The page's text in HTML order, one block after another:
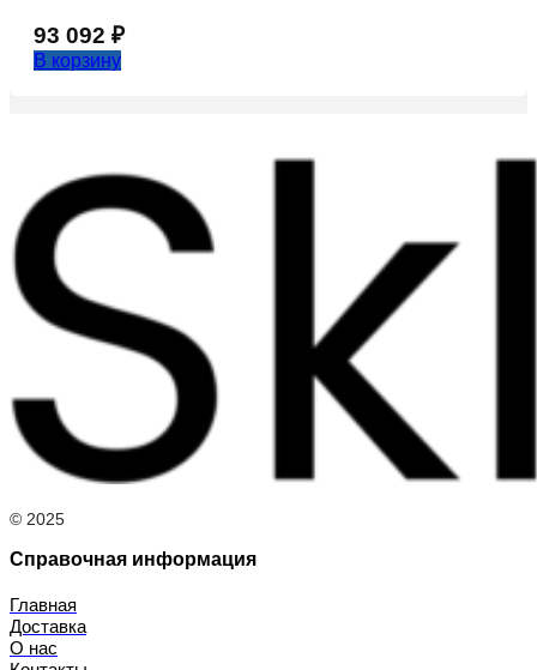
93 092 ₽
В корзину
© 2025
Справочная информация
Главная
Доставка
О нас